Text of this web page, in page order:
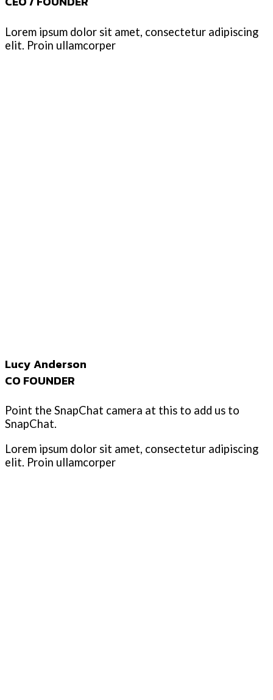
Lorem ipsum dolor sit amet, consectetur adipiscing
elit. Proin ullamcorper
Lucy Anderson
CO FOUNDER
Point the SnapChat camera at this to add us to
SnapChat.
Lorem ipsum dolor sit amet, consectetur adipiscing
elit. Proin ullamcorper